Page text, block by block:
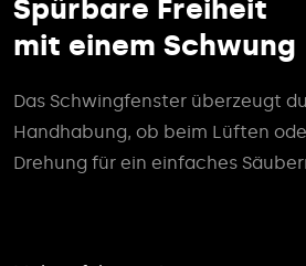
Spürbare Freiheit
mit einem Schwung
Das Schwingfenster überzeugt
Handhabung, ob beim Lüften
Drehung für ein einfaches